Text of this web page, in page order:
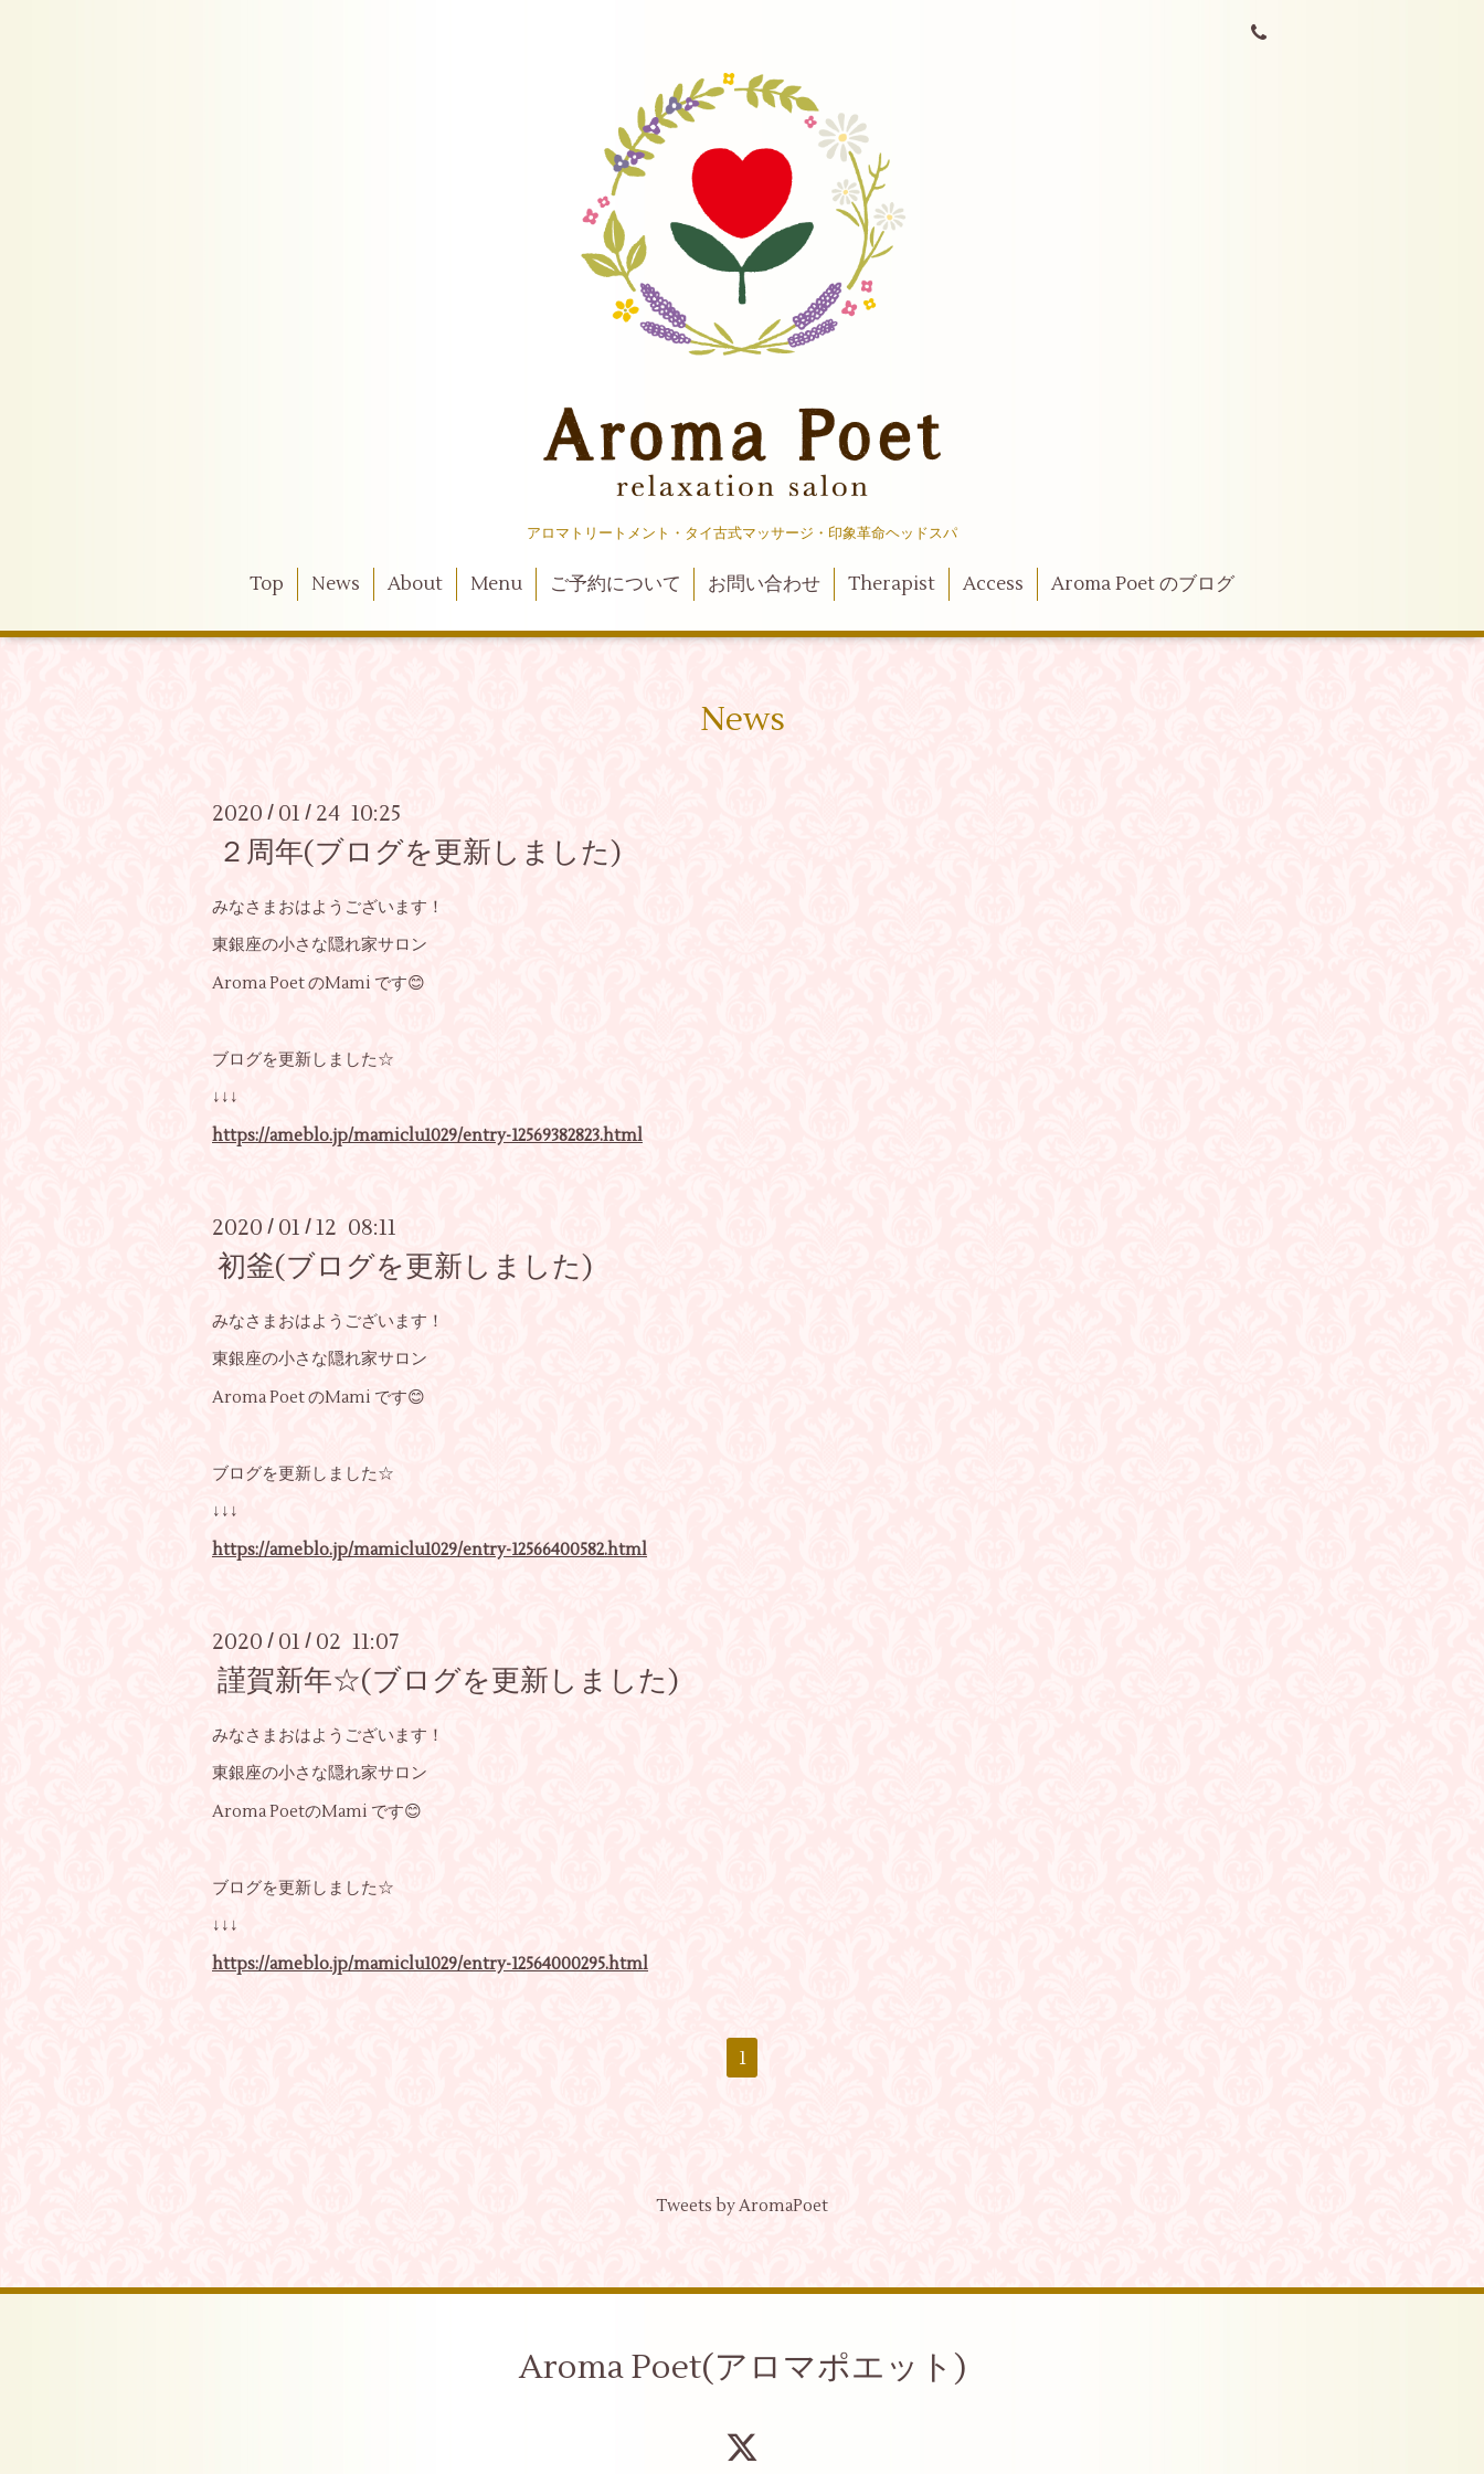
アロマトリートメント・タイ古式マッサージ・印象革命ヘッドスパ
Top News About Menu ご予約について お問い合わせ Therapist Access Aroma Poet のブログ
News
2020 / 01 / 24 10:25
２周年(ブログを更新しました)
みなさまおはようございます！
東銀座の小さな隠れ家サロン
Aroma Poet のMami です😊
ブログを更新しました☆
↓↓↓
https://ameblo.jp/mamiclu1029/entry-12569382823.html
2020 / 01 / 12 08:11
初釜(ブログを更新しました)
みなさまおはようございます！
東銀座の小さな隠れ家サロン
Aroma Poet のMami です😊
ブログを更新しました☆
↓↓↓
https://ameblo.jp/mamiclu1029/entry-12566400582.html
2020 / 01 / 02 11:07
謹賀新年☆(ブログを更新しました)
みなさまおはようございます！
東銀座の小さな隠れ家サロン
Aroma PoetのMami です😊
ブログを更新しました☆
↓↓↓
https://ameblo.jp/mamiclu1029/entry-12564000295.html
1
Tweets by AromaPoet
Aroma Poet(アロマポエット)